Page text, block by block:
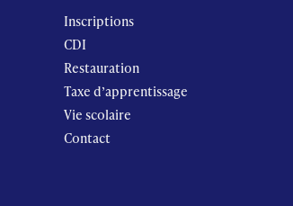
Inscriptions
CDI
Restauration
Taxe d’apprentissage
Vie scolaire
Contact